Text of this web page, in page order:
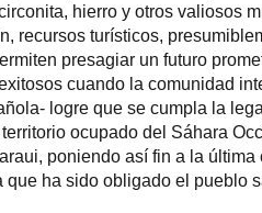
hierro y otros valiosos
recursos turísticos,
presagiar un futuro
cuando la comunidad
logre que se cumpla la
ocupado del Sáhara
poniendo así fin a la última
que ha sido obligado el pueblo